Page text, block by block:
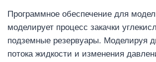
Программное обеспечение для
моделирует процесс закачки
подземные резервуары. Моделируя
потока жидкости и изменения